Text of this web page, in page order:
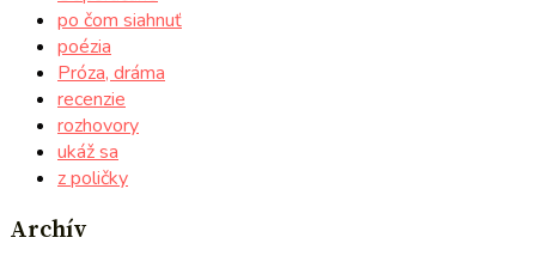
po čom siahnuť
poézia
Próza, dráma
recenzie
rozhovory
ukáž sa
z poličky
Archív